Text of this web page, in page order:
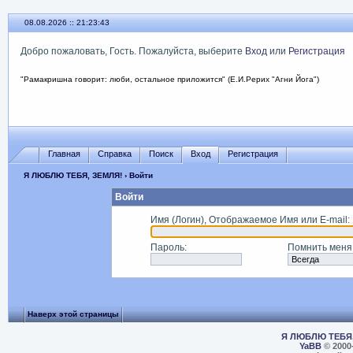
08.08.2026 :: 21:23:43
Добро пожаловать, Гость. Пожалуйста, выберите Входили Регистрация
"Рамакришна говорит: люби, остальное приложится" (Е.И.Рерих "Агни Йога")
Главная Справка Поиск Вход Регистрация
Я ЛЮБЛЮ ТЕБЯ, ЗЕМЛЯ!› Войти
Войти
Имя (Логин), Отображаемое Имя или E-mail :
Пароль: Помнить меня
Наверх этой страницы
Я ЛЮБЛЮ
YaBB©